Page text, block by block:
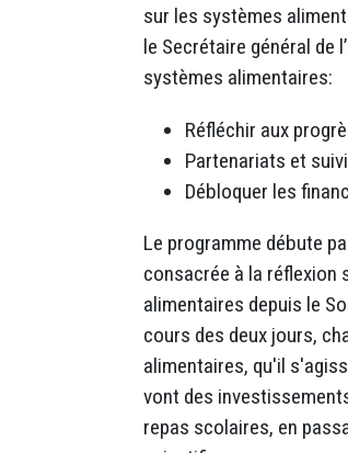
sur les systèmes
le Secrétaire général de
systèmes alimentaires:
Réfléchir aux
Partenariats et
Débloquer les
Le programme débute
consacrée à la
alimentaires depuis le
cours des deux jours,
alimentaires, qu'il
vont des
repas scolaires, en